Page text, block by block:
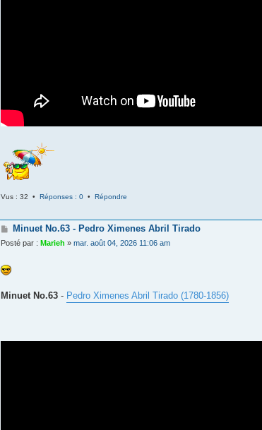
Vus : 32 • Réponses : 0 • Répondre
M
s
a
g
Minuet No.63 - Pedro Ximenes Abril Tirado
Posté par : Marieh » mar. août 04, 2026 11:06 am
Minuet No.63 - Pedro Ximenes Abril Tirado (1780-1856)